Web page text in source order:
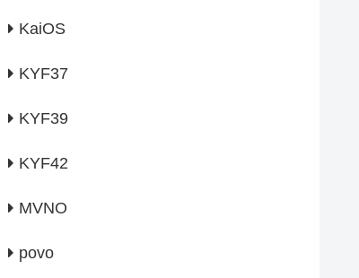
KaiOS
KYF37
KYF39
KYF42
MVNO
povo